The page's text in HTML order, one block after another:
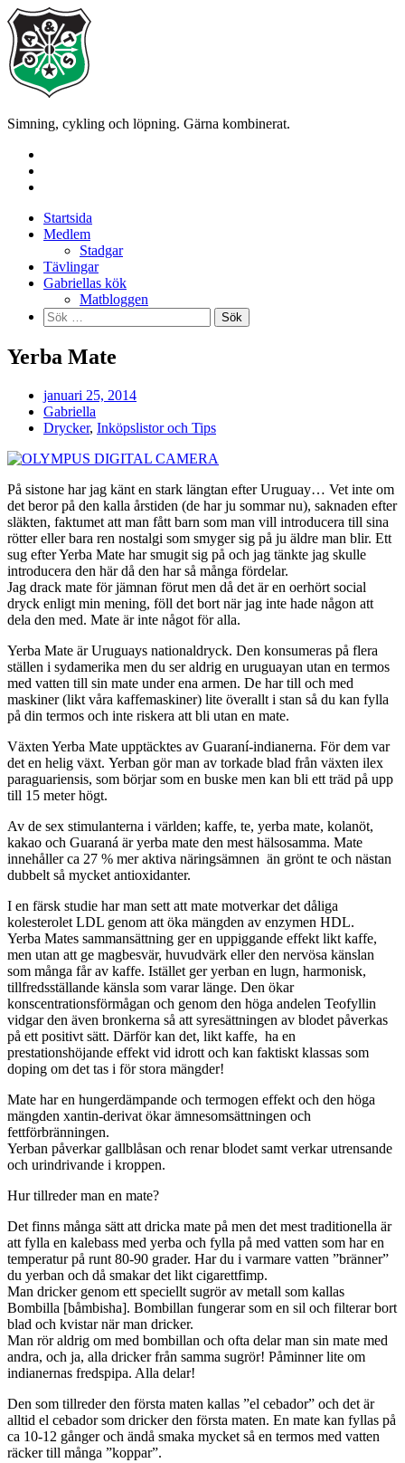
Skip
to
content
Simning, cykling och löpning. Gärna kombinerat.
Startsida
Medlem
Stadgar
Tävlingar
Gabriellas kök
Matbloggen
Sök
efter:
Yerba Mate
januari 25, 2014
Gabriella
Drycker, Inköpslistor och Tips
På sistone har jag känt en stark längtan efter Uruguay… Vet inte om
det beror på den kalla årstiden (de har ju sommar nu), saknaden efter
släkten, faktumet att man fått barn som man vill introducera till sina
rötter eller bara ren nostalgi som smyger sig på ju äldre man blir. Ett
sug efter Yerba Mate har smugit sig på och jag tänkte jag skulle
introducera den här då den har så många fördelar.
Jag drack mate för jämnan förut men då det är en oerhört social
dryck enligt min mening, föll det bort när jag inte hade någon att
dela den med. Mate är inte något för alla.
Yerba Mate är Uruguays nationaldryck. Den konsumeras på flera
ställen i sydamerika men du ser aldrig en uruguayan utan en termos
med vatten till sin mate under ena armen. De har till och med
maskiner (likt våra kaffemaskiner) lite överallt i stan så du kan fylla
på din termos och inte riskera att bli utan en mate.
Växten Yerba Mate upptäcktes av Guaraní-indianerna. För dem var
det en helig växt. Yerban gör man av torkade blad från växten ilex
paraguariensis, som börjar som en buske men kan bli ett träd på upp
till 15 meter högt.
Av de sex stimulanterna i världen; kaffe, te, yerba mate, kolanöt,
kakao och Guaraná är yerba mate den mest hälsosamma. Mate
innehåller ca 27 % mer aktiva näringsämnen än grönt te och nästan
dubbelt så mycket antioxidanter.
I en färsk studie har man sett att mate motverkar det dåliga
kolesterolet LDL genom att öka mängden av enzymen HDL.
Yerba Mates sammansättning ger en uppiggande effekt likt kaffe,
men utan att ge magbesvär, huvudvärk eller den nervösa känslan
som många får av kaffe. Istället ger yerban en lugn, harmonisk,
tillfredsställande känsla som varar länge. Den ökar
konscentrationsförmågan och genom den höga andelen Teofyllin
vidgar den även bronkerna så att syresättningen av blodet påverkas
på ett positivt sätt. Därför kan det, likt kaffe, ha en
prestationshöjande effekt vid idrott och kan faktiskt klassas som
doping om det tas i för stora mängder!
Mate har en hungerdämpande och termogen effekt och den höga
mängden xantin-derivat ökar ämnesomsättningen och
fettförbränningen.
Yerban påverkar gallblåsan och renar blodet samt verkar utrensande
och urindrivande i kroppen.
Hur tillreder man en mate?
Det finns många sätt att dricka mate på men det mest traditionella är
att fylla en kalebass med yerba och fylla på med vatten som har en
temperatur på runt 80-90 grader. Har du i varmare vatten ”bränner”
du yerban och då smakar det likt cigarettfimp.
Man dricker genom ett speciellt sugrör av metall som kallas
Bombilla [båmbisha]. Bombillan fungerar som en sil och filterar bort
blad och kvistar när man dricker.
Man rör aldrig om med bombillan och ofta delar man sin mate med
andra, och ja, alla dricker från samma sugrör! Påminner lite om
indianernas fredspipa. Alla delar!
Den som tillreder den första maten kallas ”el cebador” och det är
alltid el cebador som dricker den första maten. En mate kan fyllas på
ca 10-12 gånger och ändå smaka mycket så en termos med vatten
räcker till många ”koppar”.